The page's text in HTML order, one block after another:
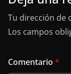
Tu dirección de
Los campos
Comentario *